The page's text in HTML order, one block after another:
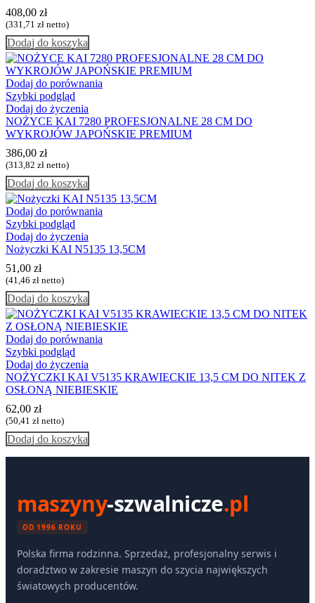
408,00 zł
(331,71 zł netto)
Dodaj do koszyka
Dodaj do porównania
Szybki podgląd
Dodaj do życzenia
NOŻYCE KAI 7280 PROFESJONALNE 28 CM DO
WYKROJÓW JAPOŃSKIE PREMIUM
386,00 zł
(313,82 zł netto)
Dodaj do koszyka
Dodaj do porównania
Szybki podgląd
Dodaj do życzenia
Nożyczki KAI N5135 13,5CM
51,00 zł
(41,46 zł netto)
Dodaj do koszyka
Dodaj do porównania
Szybki podgląd
Dodaj do życzenia
NOŻYCZKI KAI V5135 KRAWIECKIE 13,5 CM DO NITEK Z
OSŁONĄ NIEBIESKIE
62,00 zł
(50,41 zł netto)
Dodaj do koszyka
maszyny-szwalnicze.pl
OD 1996 ROKU
Polska firma rodzinna. Sprzedaż, profesjonalny serwis i
doradztwo w zakresie maszyn do szycia największych
światowych producentów.